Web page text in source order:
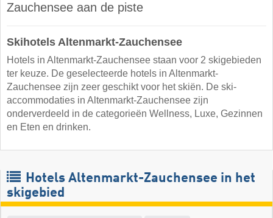
Zauchensee aan de piste
Skihotels Altenmarkt-Zauchensee
Hotels in Altenmarkt-Zauchensee staan voor 2 skigebieden
ter keuze. De geselecteerde hotels in Altenmarkt-
Zauchensee zijn zeer geschikt voor het skiën. De ski-
accommodaties in Altenmarkt-Zauchensee zijn
onderverdeeld in de categorieën Wellness, Luxe, Gezinnen
en Eten en drinken.
Hotels Altenmarkt-Zauchensee in het
skigebied